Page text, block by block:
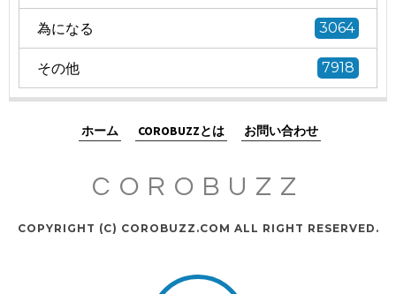
為になる 3064
その他 7918
ホーム COROBUZZとは お問い合わせ
COROBUZZ
COPYRIGHT (C) COROBUZZ.COM ALL RIGHT RESERVED.